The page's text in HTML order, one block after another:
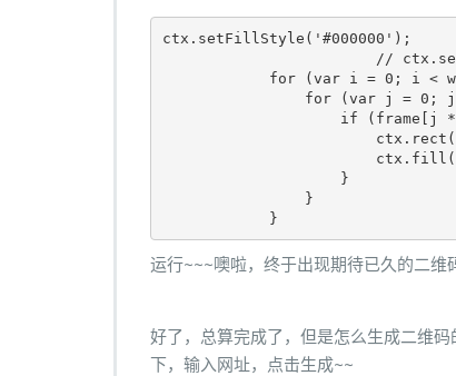
ctx . setFillStyle ( '#000000' );
//
for
(var i = 0 ; i <
for
(var j = 0 ; j
if
( frame [ j *
                        ctx
. rect (
                        ctx
. fill
}
}
}
运行~~~噢啦，终于出现期待已久的二维
好了，总算完成了，但是怎么生成二维
下，输入网址，点击生成~~